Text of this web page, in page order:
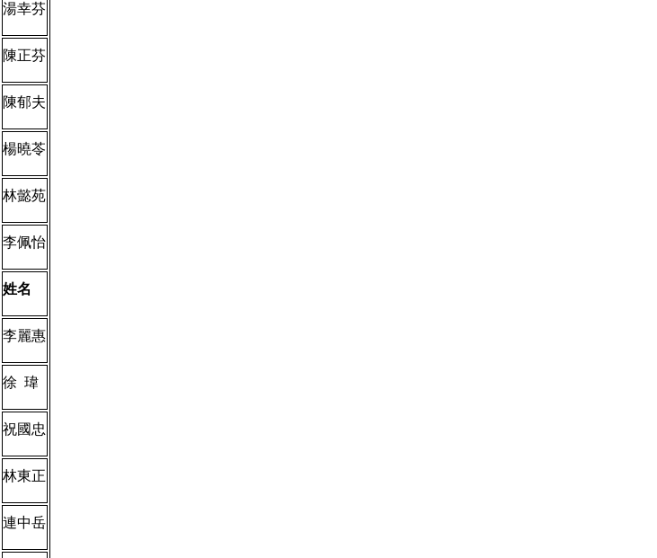
湯幸芬
陳正芬
陳郁夫
楊曉苓
林懿苑
李佩怡
姓名
李麗惠
徐 瑋
祝國忠
林東正
連中岳